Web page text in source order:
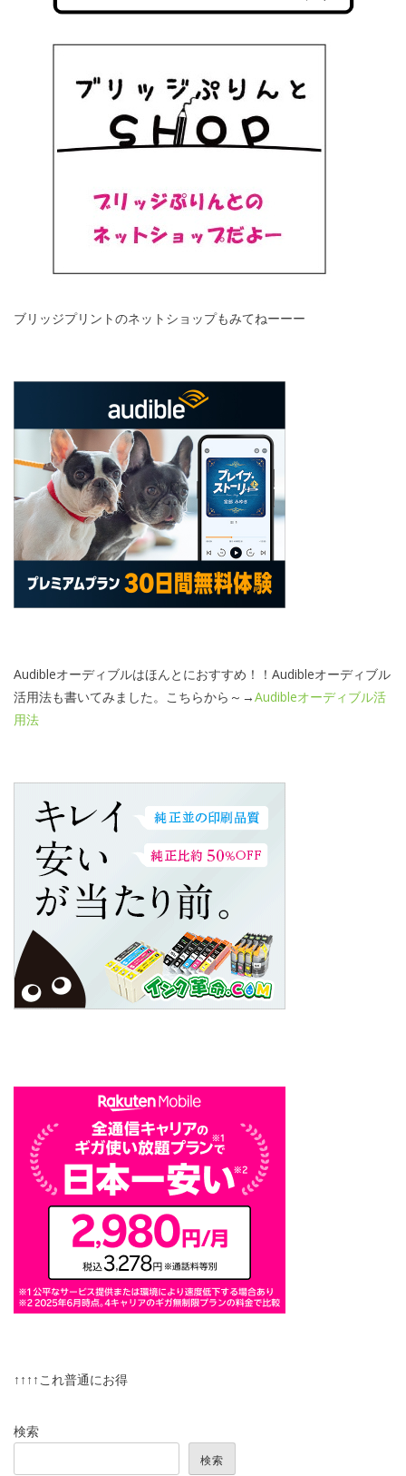
ブリッジプリントのネットショップもみてねーーー
Audibleオーディブルはほんとにおすすめ！！Audibleオーディブル
活用法も書いてみました。こちらから～→Audibleオーディブル活
用法
↑↑↑↑これ普通にお得
検索
検索